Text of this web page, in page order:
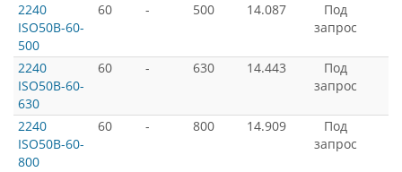
2240
ISO50B-60-
500
60 - 500 14.087
Под
запрос
2240
ISO50B-60-
630
60 - 630 14.443
Под
запрос
2240
ISO50B-60-
800
60 - 800 14.909
Под
запрос